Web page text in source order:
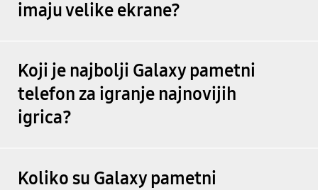
imaju velike ekrane?
Koji je najbolji Galaxy pametni
telefon za igranje najnovijih
igrica?
Koliko su Galaxy pametni